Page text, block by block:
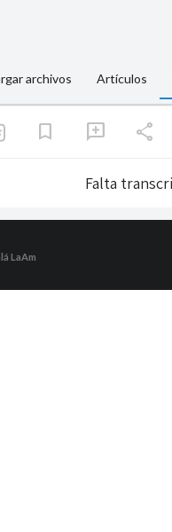
archivos Artículos
bookmark add_comment share
Falta
LaAm